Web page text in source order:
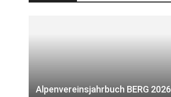
Alpenvereinsjahrbuch BERG 2026